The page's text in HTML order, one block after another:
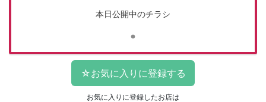
本日公開中のチラシ
お気に入りに登録したお店は